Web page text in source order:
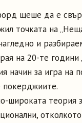
щеше да е
точката на
и
на 20-те години
начин за игра
покерджиите.
теория